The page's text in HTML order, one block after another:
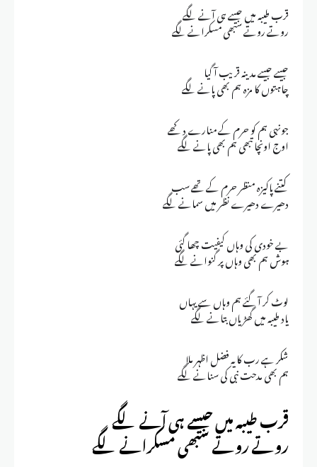
قرب طیبہ میں جیسے ہی آنے لگے
روتے روتے سبھی مسکرانے لگے
جیسے جیسے مدینہ قریب آ گیا
چاہتوں کا مزہ ہم بھی پانے لگے
جونہی ہم کو حرم کے منارے دکھے
اوج اونچا تبھی ہم بھی پانے لگے
کتنے پاکیزہ منظر حرم کے تھے سب
دھیرے دھیرے نظر میں سمانے لگے
بے خودی کی وہاں کیفیت چھا گئی
ہوش ہم بھی وہاں پر گنوانے لگے
لوٹ کر آ گئے ہم وہاں سے یہاں
یاد طیبہ میں گھڑیاں بتانے لگے
شکر ہے رب کا یہ فضل اظہر ملا
ہم بھی مدحت نبی کی سنانے لگے
قرب طیبہ میں جیسے ہی آنے لگے
روتے روتے سبھی مسکرانے لگے